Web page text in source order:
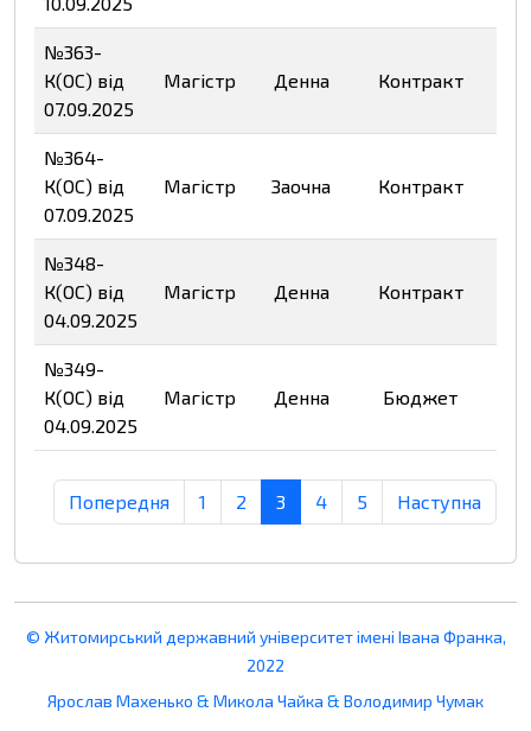
№363-
К(ОС) від
07.09.2025
Магістр Денна Контракт
№364-
К(ОС) від
07.09.2025
Магістр Заочна Контракт
№348-
К(ОС) від
04.09.2025
Магістр Денна Контракт
№349-
К(ОС) від
04.09.2025
Магістр Денна Бюджет
Попередня 1 2 3 4 5 Наступна
© Житомирський державний університет імені Івана Франка,
2022
Ярослав Махенько & Микола Чайка & Володимир Чумак